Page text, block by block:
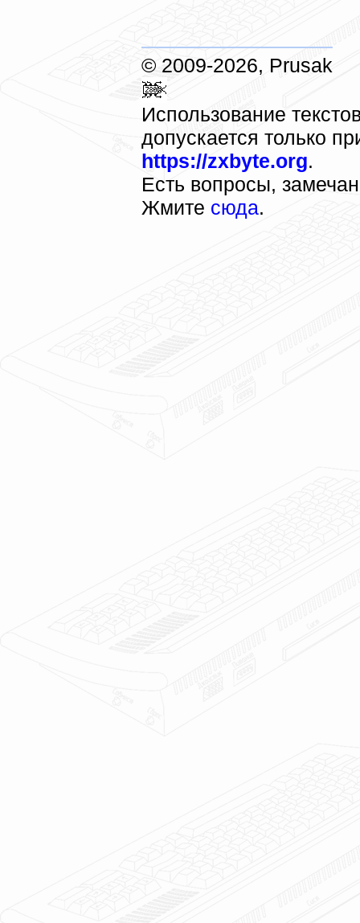
© 2009-2026, Prusak
Использование
допускается только
https://zxbyte.org.
Есть вопросы,
Жмите сюда.